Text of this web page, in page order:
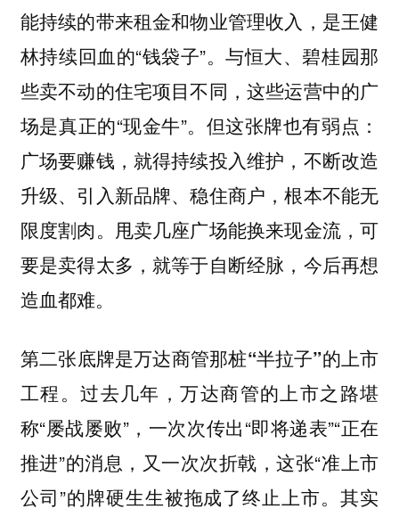
能持续的带来租金和物业管理收入，是王健
林持续回血的“钱袋子”。与恒大、碧桂园那
些卖不动的住宅项目不同，这些运营中的广
场是真正的“现金牛”。但这张牌也有弱点：
广场要赚钱，就得持续投入维护，不断改造
升级、引入新品牌、稳住商户，根本不能无
限度割肉。甩卖几座广场能换来现金流，可
要是卖得太多，就等于自断经脉，今后再想
造血都难。
第二张底牌是万达商管那桩“半拉子”的上市
工程。过去几年，万达商管的上市之路堪
称“屡战屡败”，一次次传出“即将递表”“正在
推进”的消息，又一次次折戟，这张“准上市
公司”的牌硬生生被拖成了终止上市。其实